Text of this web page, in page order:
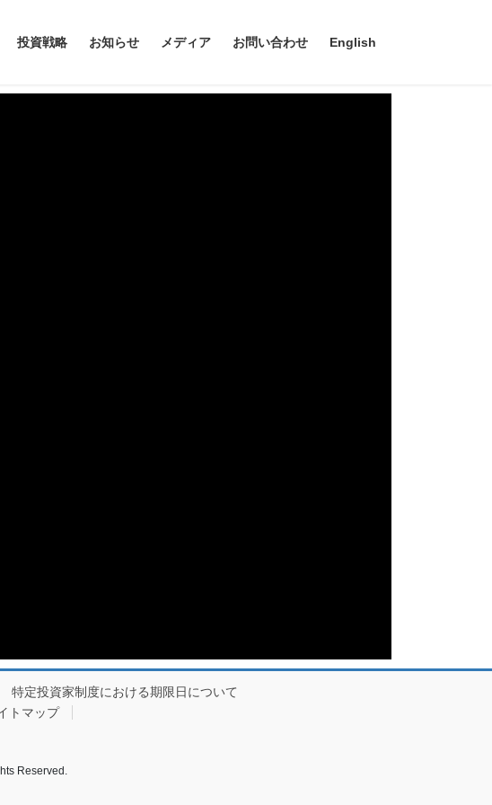
投資戦略 お知らせ メディア お問い合わせ English
特定投資家制度における期限日について
トマップ
Reserved.